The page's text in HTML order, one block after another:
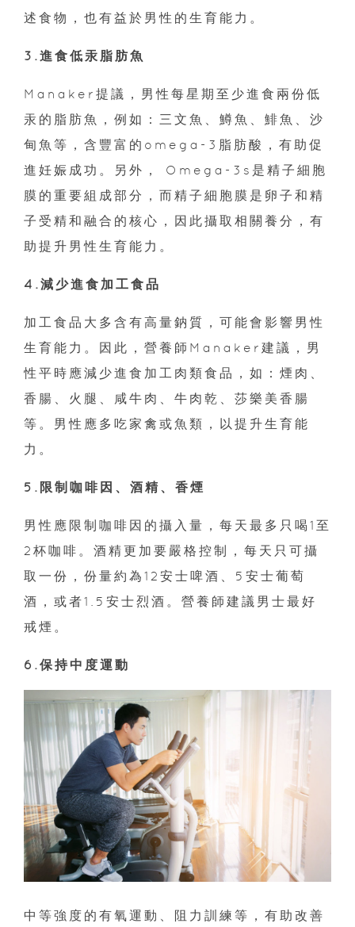
述食物，也有益於男性的生育能力。
3.進食低汞脂肪魚
Manaker提議，男性每星期至少進食兩份低
汞的脂肪魚，例如：三文魚、鱒魚、鯡魚、沙
甸魚等，含豐富的omega-3脂肪酸，有助促
進妊娠成功。另外， Omega-3s是精子細胞
膜的重要組成部分，而精子細胞膜是卵子和精
子受精和融合的核心，因此攝取相關養分，有
助提升男性生育能力。
4.減少進食加工食品
加工食品大多含有高量鈉質，可能會影響男性
生育能力。因此，營養師Manaker建議，男
性平時應減少進食加工肉類食品，如：煙肉、
香腸、火腿、咸牛肉、牛肉乾、莎樂美香腸
等。男性應多吃家禽或魚類，以提升生育能
力。
5.限制咖啡因、酒精、香煙
男性應限制咖啡因的攝入量，每天最多只喝1至
2杯咖啡。酒精更加要嚴格控制，每天只可攝
取一份，份量約為12安士啤酒、5安士葡萄
酒，或者1.5安士烈酒。營養師建議男士最好
戒煙。
6.保持中度運動
中等強度的有氧運動、阻力訓練等，有助改善